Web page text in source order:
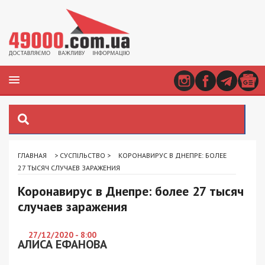
ГЛАВНАЯ > СУСПІЛЬСТВО >
КОРОНАВИРУС В ДНЕПРЕ: БОЛЕЕ
27 ТЫСЯЧ СЛУЧАЕВ ЗАРАЖЕНИЯ
Коронавирус в Днепре: более 27 тысяч
случаев заражения
27/12/2020 - 8:00
АЛИСА ЕФАНОВА